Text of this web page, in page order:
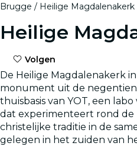
Brugge Heilige Magdalenakerk
Heilige
Volgen
De Heilige Magdalenakerk
monument uit de
thuisbasis van YOT, een
dat experimenteert rond de
christelijke traditie in de
gelegen in het zuiden van